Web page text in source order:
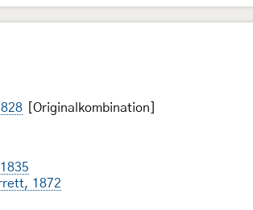
[Originalkombination]
1872